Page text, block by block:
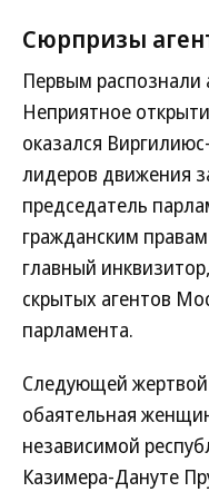
Сюрпризы
Первым
Неприятное
оказался
лидеров движения
председатель
гражданским
главный
скрытых агентов
парламента.
Следующей
обаятельная
независимой
Казимера-Дануте